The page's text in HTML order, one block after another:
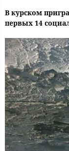
В курском
первых 14